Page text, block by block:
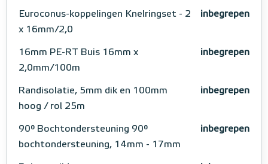
Euroconus-koppelingen Knelringset - 2
x 16mm/2,0
inbegrepen
16mm PE-RT Buis 16mm x
2,0mm/100m
inbegrepen
Randisolatie, 5mm dik en 100mm
hoog / rol 25m
inbegrepen
90° Bochtondersteuning 90°
bochtondersteuning, 14mm - 17mm
inbegrepen